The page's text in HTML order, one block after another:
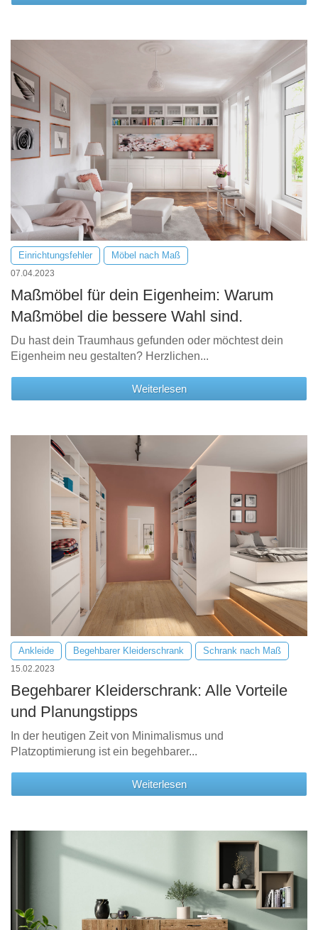
Einrichtungsfehler Möbel nach Maß
07.04.2023
Maßmöbel für dein Eigenheim: Warum
Maßmöbel die bessere Wahl sind.
Du hast dein Traumhaus gefunden oder möchtest dein
Eigenheim neu gestalten? Herzlichen...
Weiterlesen
Ankleide Begehbarer Kleiderschrank Schrank nach Maß
15.02.2023
Begehbarer Kleiderschrank: Alle Vorteile
und Planungstipps
In der heutigen Zeit von Minimalismus und
Platzoptimierung ist ein begehbarer...
Weiterlesen